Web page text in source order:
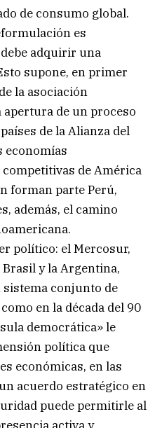
de consumo global.
es
adquirir una
supone, en primer
la asociación
apertura de un proceso
de la Alianza del
economías
de América
forman parte Perú,
además, el camino
político: el Mercosur,
y la Argentina,
conjunto de
en la década del 90
democrática» le
política que
económicas, en las
acuerdo estratégico en
puede permitirle al